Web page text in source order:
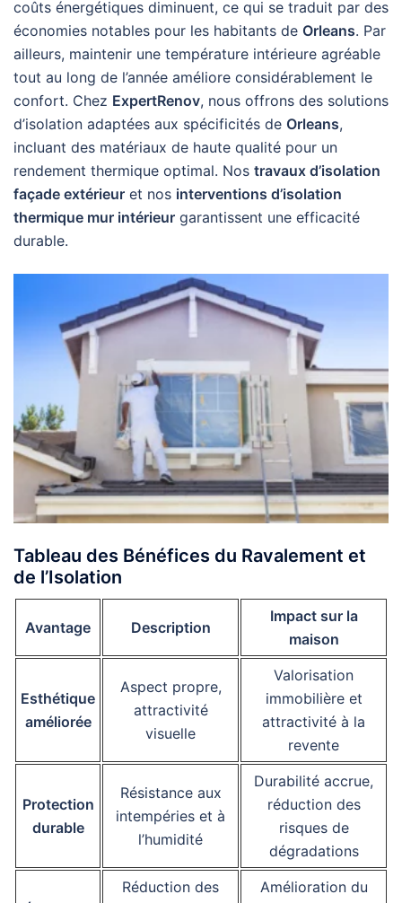
coûts énergétiques diminuent, ce qui se traduit par des
économies notables pour les habitants de Orleans. Par
ailleurs, maintenir une température intérieure agréable
tout au long de l’année améliore considérablement le
confort. Chez ExpertRenov, nous offrons des solutions
d’isolation adaptées aux spécificités de Orleans,
incluant des matériaux de haute qualité pour un
rendement thermique optimal. Nos travaux d’isolation
façade extérieur et nos interventions d’isolation
thermique mur intérieur garantissent une efficacité
durable.
Tableau des Bénéfices du Ravalement et
de l’Isolation
Avantage Description
Impact sur la
maison
Esthétique
améliorée
Aspect propre,
attractivité
visuelle
Valorisation
immobilière et
attractivité à la
revente
Protection
durable
Résistance aux
intempéries et à
l’humidité
Durabilité accrue,
réduction des
risques de
dégradations
Réduction des
Amélioration du